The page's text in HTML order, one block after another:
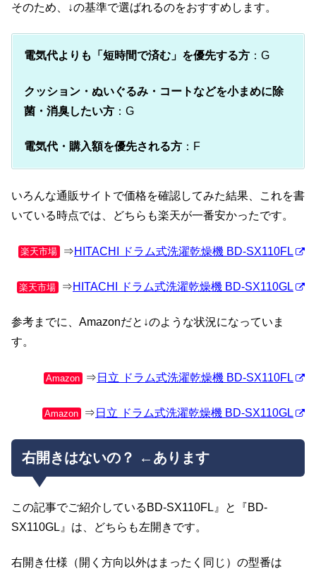
そのため、↓の基準で選ばれるのをおすすめします。
電気代よりも「短時間で済む」を優先する方 ：G
クッション・ぬいぐるみ・コートなどを小まめに除
菌・消臭したい方 ：G
電気代・購入額を優先される方 ：F
いろんな通販サイトで価格を確認してみた結果、これを書
いている時点では、どちらも楽天が一番安かったです。
楽天市場 ⇒HITACHI ドラム式洗濯乾燥機 BD-SX110FL
楽天市場 ⇒HITACHI ドラム式洗濯乾燥機 BD-SX110GL
参考までに、Amazonだと↓のような状況になっていま
す。
Amazon ⇒ 日立 ドラム式洗濯乾燥機 BD-SX110FL
Amazon ⇒ 日立 ドラム式洗濯乾燥機 BD-SX110GL
右開きはないの？ ←あります
この記事でご紹介しているBD-SX110FL』と『BD-
SX110GL』は、どちらも左開きです。
右開き仕様（開く方向以外はまったく同じ）の型番は